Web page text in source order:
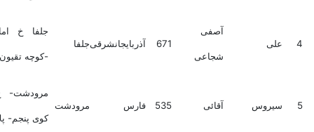
آذربایجانشرقیجلفا
جلفا خ امام صادق
-کوچه تقیون پ 34
آقائی 535 فارس مرودشت
مرودشت- خ شاهد-
کوی پنجم- پلاک 89